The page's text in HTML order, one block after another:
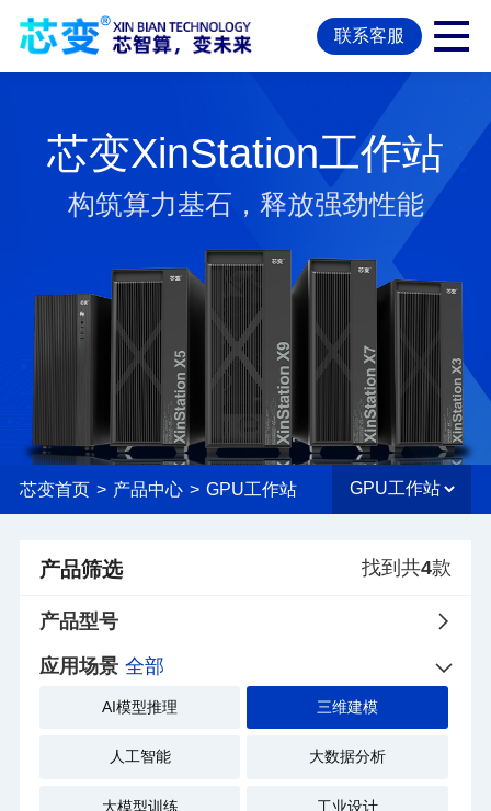
联系客服
芯变XinStation工作站
构筑算力基石，释放强劲性能
芯变首页 > 产品中心 > GPU工作站
产品筛选 找到共4款
产品型号
应用场景 全部
AI模型推理 三维建模
人工智能 大数据分析
大模型训练 工业设计